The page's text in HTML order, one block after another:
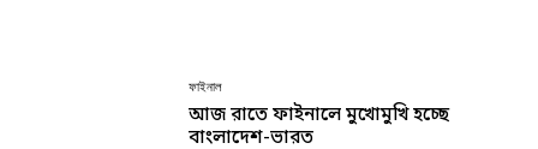
ফাইনাল
আজ রাতে ফাইনালে মুখোমুখি হচ্ছে
বাংলাদেশ-ভারত